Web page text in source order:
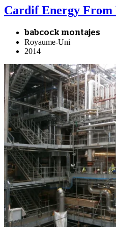
Cardif Energy From
babcock montajes
Royaume-Uni
2014